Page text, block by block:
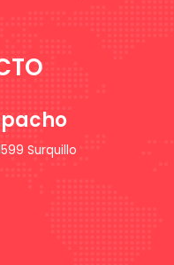
Surquillo